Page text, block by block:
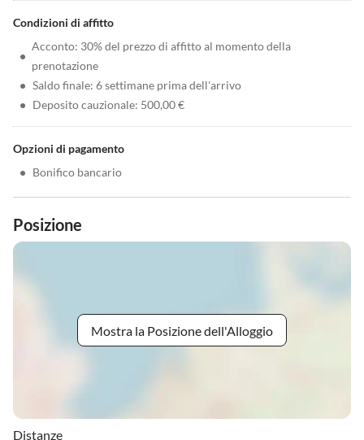
Condizioni di affitto
•
Acconto: 30% del prezzo di affitto al momento della
prenotazione
• Saldo finale: 6 settimane prima dell'arrivo
• Deposito cauzionale: 500,00 €
Opzioni di pagamento
• Bonifico bancario
Posizione
Mostra la Posizione dell'Alloggio
Distanze